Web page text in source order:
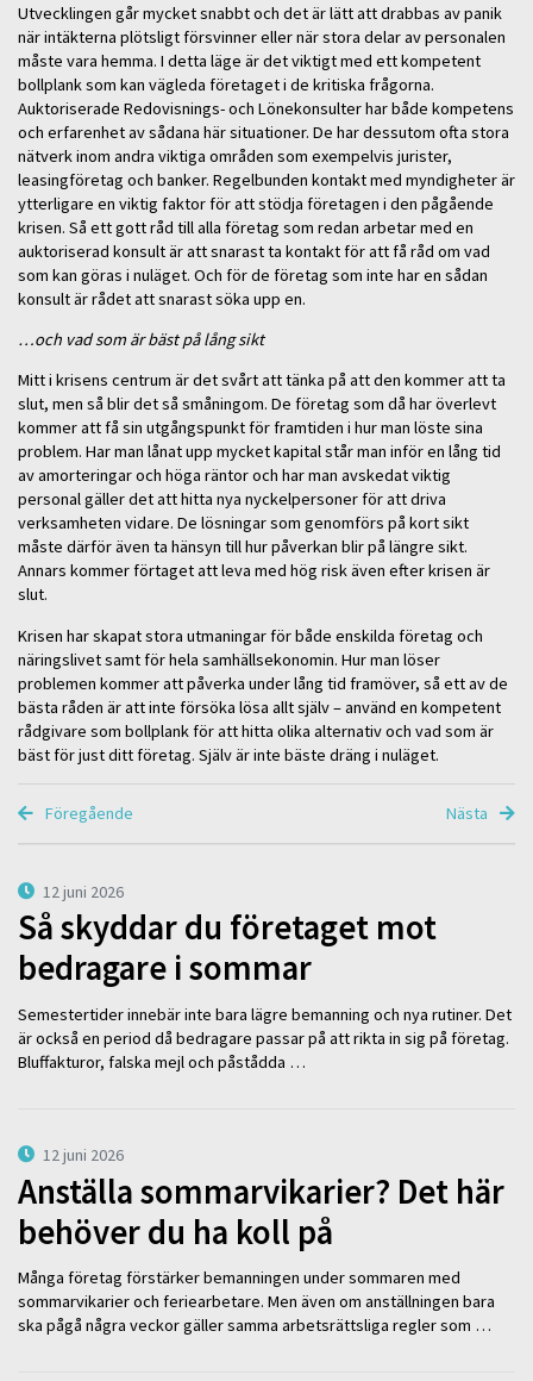
Utvecklingen går mycket snabbt och det är lätt att drabbas av panik
när intäkterna plötsligt försvinner eller när stora delar av personalen
måste vara hemma. I detta läge är det viktigt med ett kompetent
bollplank som kan vägleda företaget i de kritiska frågorna.
Auktoriserade Redovisnings- och Lönekonsulter har både kompetens
och erfarenhet av sådana här situationer. De har dessutom ofta stora
nätverk inom andra viktiga områden som exempelvis jurister,
leasingföretag och banker. Regelbunden kontakt med myndigheter är
ytterligare en viktig faktor för att stödja företagen i den pågående
krisen. Så ett gott råd till alla företag som redan arbetar med en
auktoriserad konsult är att snarast ta kontakt för att få råd om vad
som kan göras i nuläget. Och för de företag som inte har en sådan
konsult är rådet att snarast söka upp en.
…och vad som är bäst på lång sikt
Mitt i krisens centrum är det svårt att tänka på att den kommer att ta
slut, men så blir det så småningom. De företag som då har överlevt
kommer att få sin utgångspunkt för framtiden i hur man löste sina
problem. Har man lånat upp mycket kapital står man inför en lång tid
av amorteringar och höga räntor och har man avskedat viktig
personal gäller det att hitta nya nyckelpersoner för att driva
verksamheten vidare. De lösningar som genomförs på kort sikt
måste därför även ta hänsyn till hur påverkan blir på längre sikt.
Annars kommer förtaget att leva med hög risk även efter krisen är
slut.
Krisen har skapat stora utmaningar för både enskilda företag och
näringslivet samt för hela samhällsekonomin. Hur man löser
problemen kommer att påverka under lång tid framöver, så ett av de
bästa råden är att inte försöka lösa allt själv – använd en kompetent
rådgivare som bollplank för att hitta olika alternativ och vad som är
bäst för just ditt företag. Själv är inte bäste dräng i nuläget.
Föregående Nästa
12 juni 2026
Så skyddar du företaget mot
bedragare i sommar
Semestertider innebär inte bara lägre bemanning och nya rutiner. Det
är också en period då bedragare passar på att rikta in sig på företag.
Bluffakturor, falska mejl och påstådda …
12 juni 2026
Anställa sommarvikarier? Det här
behöver du ha koll på
Många företag förstärker bemanningen under sommaren med
sommarvikarier och feriearbetare. Men även om anställningen bara
ska pågå några veckor gäller samma arbetsrättsliga regler som …